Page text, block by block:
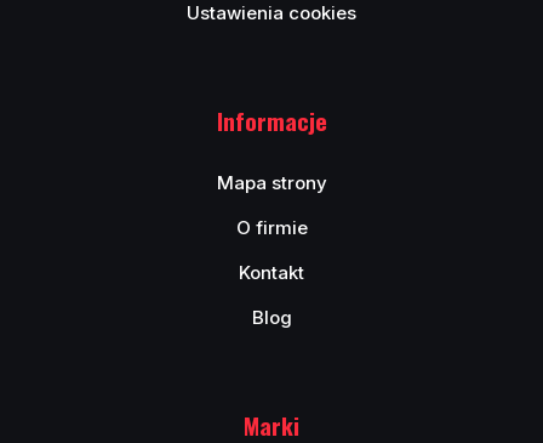
Ustawienia cookies
Informacje
Mapa strony
O firmie
Kontakt
Blog
Marki